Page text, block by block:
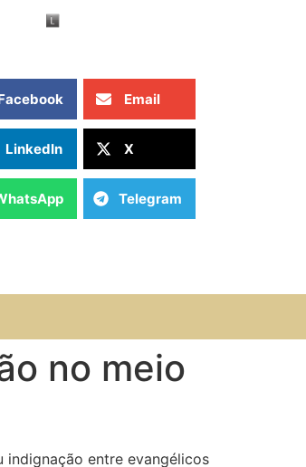
Email
LinkedIn X
Telegram
no meio
indignação entre evangélicos